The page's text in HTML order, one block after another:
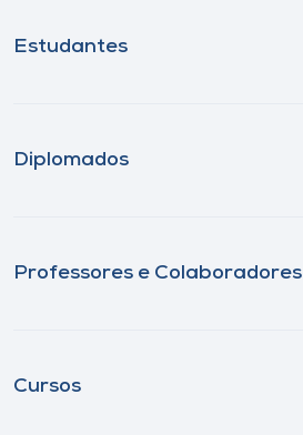
Estudantes
Diplomados
Professores e Colaboradores
Cursos